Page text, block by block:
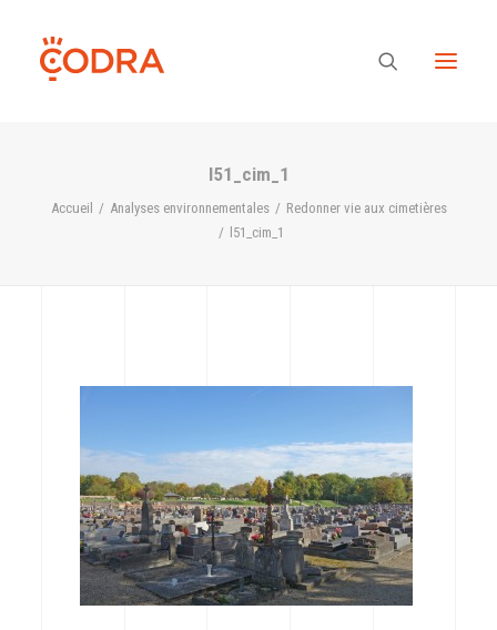
Des valeurs, une équipe
CODRA recrute
Contact
l51_cim_1
Accueil Analyses environnementales
Redonner vie aux cimetières
l51_cim_1